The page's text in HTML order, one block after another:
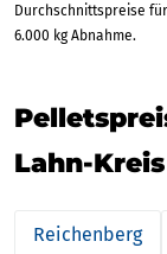
Durchschnittspreise
6.000 kg Abnahme.
Lahn-Kreis
Reichenberg